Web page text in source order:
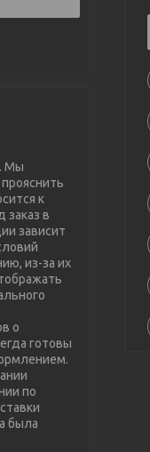
Мы
к
заказ в
зависит
из-за их
о
готовы
по
была